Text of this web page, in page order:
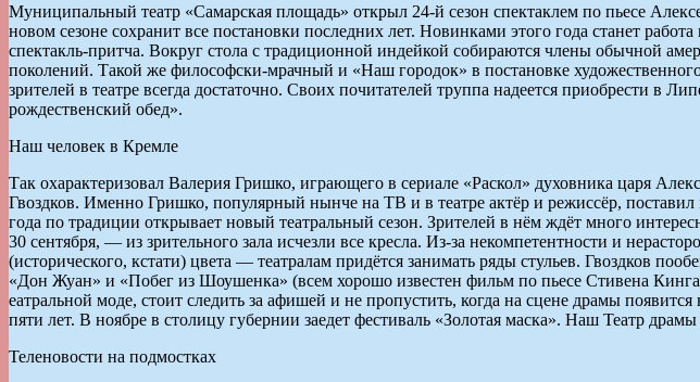
Муниципальный театр «Самарская площадь» открыл 24-й сезон спектаклем по пьесе
новом сезоне сохранит все постановки последних лет. Новинками этого года станет
спектакль-притча. Вокруг стола с традиционной индейкой собираются члены обычной
поколений. Такой же философски-мрачный и «Наш городок» в постановке
зрителей в театре всегда достаточно. Своих почитателей труппа наде­ется приобрести в
рождественский обед».
Наш человек в Кремле
Так охарактеризовал Валерия Гришко, играющего в сериале «Раскол» духовника царя
Гвоздков. Именно Гришко, популярный нынче на ТВ и в театре актёр и режиссёр,
года по традиции открывает новый театральный сезон. Зрителей в нём ждёт много
30 сентября, — из зрительного зала исчезли все кресла. Из-за некомпетентности и
(исторического, кстати) цвета — театралам придётся занимать ряды стульев. Гвоздков
«Дон Жуан» и «Побег из Шоушенка» (всем хорошо известен фильм по пьесе Стивена
еатральной моде, стоит следить за афишей и не пропустить, когда на сцене драмы
пяти лет. В ноябре в столицу губернии заедет фестиваль «Золотая маска». Наш Театр
Теленовости на подмостках